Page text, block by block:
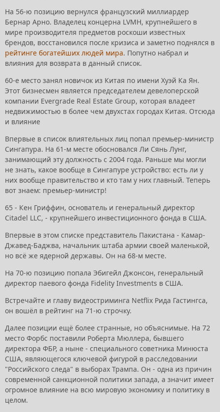
На 56-ю позицию вернулся французский миллиардер
Бернар Арно. Владелец концерна LVMH, крупнейшего в
мире производителя предметов роскоши известных
брендов, восстановился после кризиса и заметно поднялся в
рейтинге богатейших людей мира. Попутно набрал и
влияния для возврата в данный список.
60-е место занял новичок из Китая по имени Хуэй Ка Ян.
Этот бизнесмен является председателем девелоперской
компании Evergrade Real Estate Group, которая владеет
недвижимостью в более чем двухстах городах Китая. Отсюда
и влияние
Впервые в список влиятельных лиц попал премьер-министр
Сингапура. На 61-м месте обосновался Ли Сянь Лунг,
занимающий эту должность с 2004 года. Раньше мы могли
не знать, какое вообще в Сингапуре устройство: есть ли у
них вообще правительство и кто там у них главный. Теперь
вот знаем: премьер-министр!
65 - Кен Гриффин, основатель и генеральный директор
Citadel LLC, - крупнейшего инвестиционного фонда в США.
Впервые в этом списке представитель Пакистана - Камар-
Джавед-Баджва, начальник штаба армии своей маленькой,
но всё же ядерной державы. Он на 68-м месте.
На 70-ю позицию попала Эбигейл Джонсон, генеральный
директор паевого фонда Fidelity Investments в США.
Встречайте и главу видеостриминга Netflix Рида Гастингса,
он вошёл в рейтинг на 71-ю строчку.
Далее позиции ещё более странные, но объяснимые. На 72
место Форбс поставили Роберта Мюллера, бывшего
директора ФБР, а ныне - специального советника Минюста
США, являющегося ключевой фигурой в расследовании
"Российского следа" в выборах Трампа. Он - одна из причин
современной санкционной политики запада, а значит имеет
огромное влияние на всю мировую экономику и политику в
целом.